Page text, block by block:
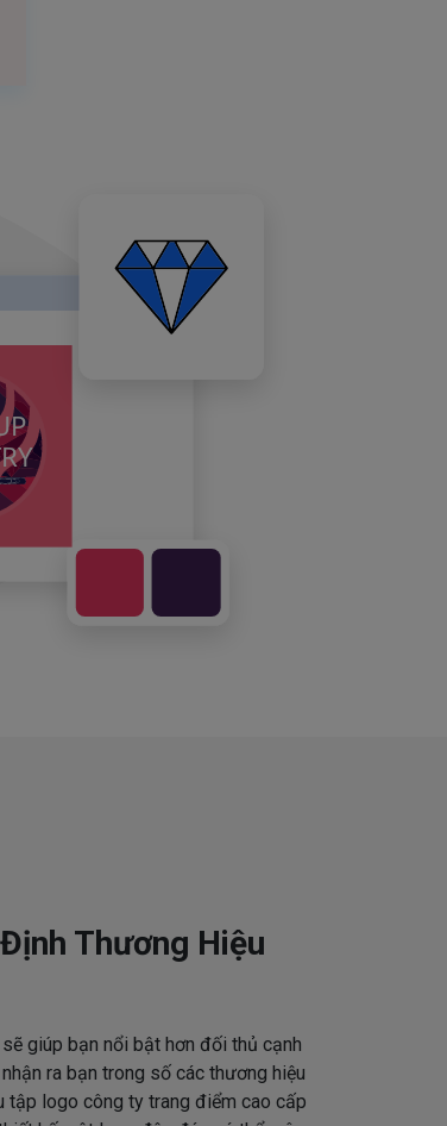
Thương Hiệu
giúp bạn nổi bật hơn đối thủ cạnh
ra bạn trong số các thương hiệu
tập logo công ty trang điểm cao cấp